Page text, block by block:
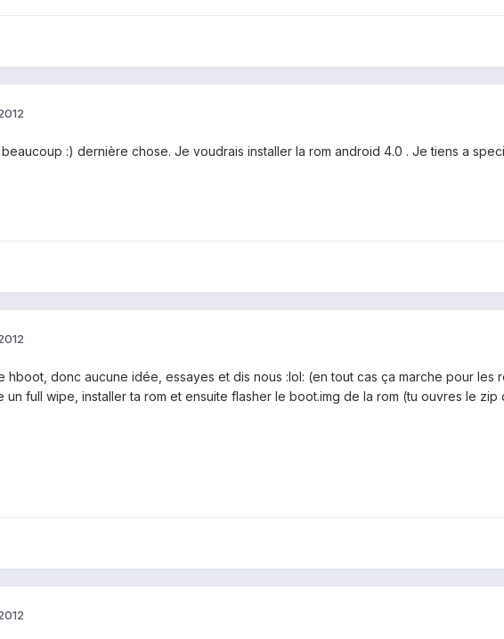
beaucoup :) dernière chose. Je voudrais installer la rom android 4.0 . Je tiens a
hboot, donc aucune idée, essayes et dis nous :lol: (en tout cas ça marche pour les
un full wipe, installer ta rom et ensuite flasher le boot.img de la rom (tu ouvres le